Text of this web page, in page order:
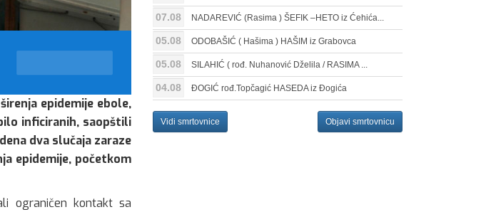
širenja epidemije ebole,
inficiranih, saopštili
dva slučaja zaraze
epidemije, početkom
ograničen kontakt sa
07.08 NADAREVIĆ (Rasima ) ŠEFIK –HETO iz Ćehića...
05.08 ODOBAŠIĆ ( Hašima ) HAŠIM iz Grabovca
05.08 SILAHIĆ ( rođ. Nuhanović Dželila / RASIMA ...
04.08 ĐOGIĆ rođ.Topčagić HASEDA iz Đogića
Vidi smrtovnice Objavi smrtovnicu